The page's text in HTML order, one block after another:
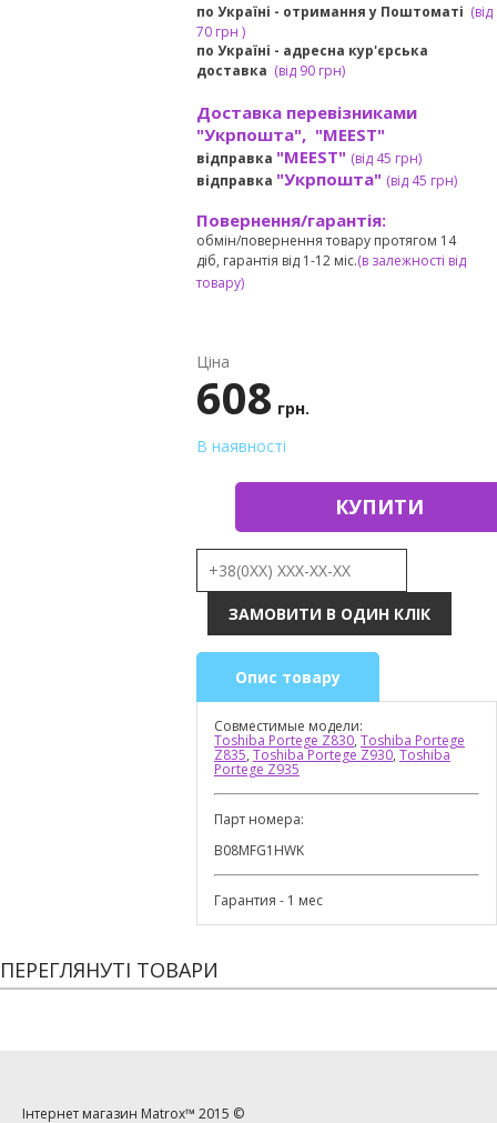
по Україні - отримання у Поштоматі (від
70 грн )
по Україні - адресна кур'єрська
доставка (від90 грн)
Доставка перевізниками
"Укрпошта", "MEEST"
відправка "MEEST" (від 45 грн)
відправка "Укрпошта" (від 45 грн)
Повернення/гарантія:
обмін/повернення товару протягом 14
діб, гарантія від 1-12 міс.(в залежності від
товару)
Ціна
608 грн.
В наявності
КУПИТИ
Опис товару
Совместимые модели:
Toshiba Portege Z830, Toshiba Portege
Z835, Toshiba Portege Z930, Toshiba
Portege Z935
Парт номера:
B08MFG1HWK
Гарантия - 1 мес
ПЕРЕГЛЯНУТІ ТОВАРИ
Інтернет магазин Matrox™ 2015 ©